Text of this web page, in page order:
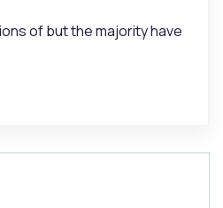
of but the majority have